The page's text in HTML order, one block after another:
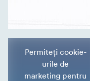
Permiteți cookie-
urile de
marketing pentru